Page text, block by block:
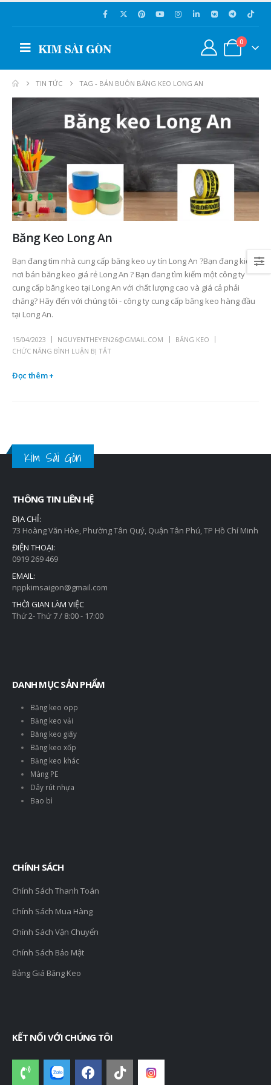
0
TIN TỨC TAG - BÁN BUÔN BĂNG KEO LONG AN
Băng Keo Long An
Bạn đang tìm nhà cung cấp băng keo uy tín Long An ?Bạn đang kiếm
nơi bán băng keo giá rẻ Long An ? Bạn đang tìm kiếm một công ty
cung cấp băng keo tại Long An với chất lượng cao và giá cả phải
chăng? Hãy đến với chúng tôi - công ty cung cấp băng keo hàng đầu
tại Long An.
15/04/2023 NGUYENTHEYEN26@GMAIL.COM
BĂNG KEO
CHỨC NĂNG BÌNH LUẬN BỊ TẮT
Đọc thêm +
Kim Sài Gòn
THÔNG TIN LIÊN HỆ
ĐỊA CHỈ:
73 Hoàng Văn Hòe, Phường Tân Quý, Quận Tân Phú, TP Hồ Chí Minh
ĐIỆN THOẠI:
0919 269 469
EMAIL:
nppkimsaigon@gmail.com
THỜI GIAN LÀM VIỆC
Thứ 2- Thứ 7 / 8:00 - 17:00
DANH MỤC SẢN PHẨM
Băng keo opp
Băng keo vải
Băng keo giấy
Băng keo xốp
Băng keo khác
Màng PE
Dây rút nhựa
Bao bì
CHÍNH SÁCH
Chính Sách Thanh Toán
Chính Sách Mua Hàng
Chính Sách Vận Chuyển
Chính Sách Bảo Mật
Bảng Giá Băng Keo
KẾT NỐI VỚI CHÚNG TÔI